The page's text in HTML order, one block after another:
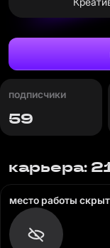
подписчики
59
карьера:
место работы